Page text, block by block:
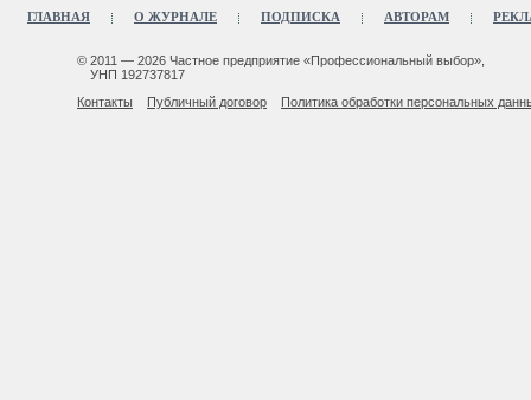
ГЛАВНАЯ О ЖУРНАЛЕ ПОДПИСКА АВТОРАМ
© 2011 — 2026 Частное предприятие «Профессиональный выбор»,
УНП 192737817
Контакты
Публичный договор Политика обработки персональных